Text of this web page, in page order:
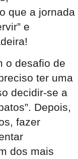
que a jornada
e
o desafio de
ter uma
decidir-se a
Depois,
fazer
dos mais